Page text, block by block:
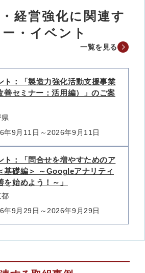
経営強化に関連す
・イベント
一覧を見る
ト：「製造力強化活動支援事業
善セミナー：活用編）」のご案
年9月11日～2026年9月11日
ト：「問合せを増やすためのア
基礎編＞ ～Googleアナリティ
始めよう！～」
都
年9月29日～2026年9月29日